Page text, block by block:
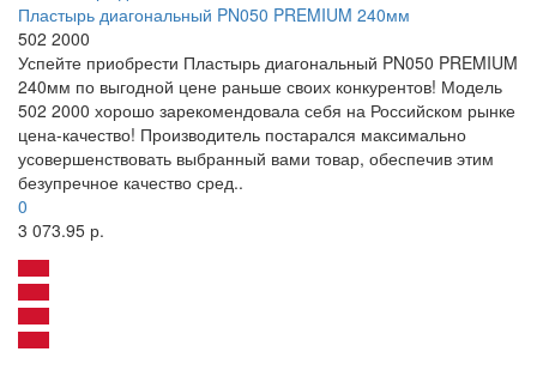
Пластырь диагональный PN050 PREMIUM 240мм
502 2000
Успейте приобрести Пластырь диагональный PN050 PREMIUM
240мм по выгодной цене раньше своих конкурентов! Модель
502 2000 хорошо зарекомендовала себя на Российском рынке
цена-качество! Производитель постарался максимально
усовершенствовать выбранный вами товар, обеспечив этим
безупречное качество сред..
0
3 073.95 р.